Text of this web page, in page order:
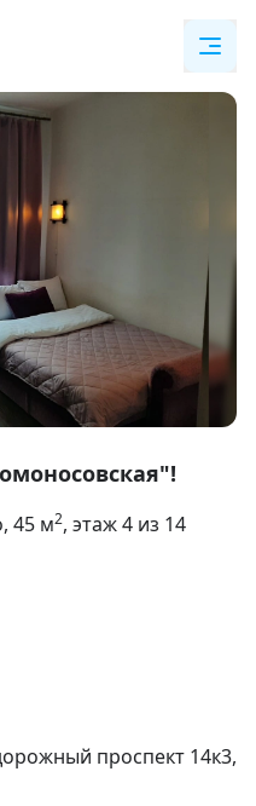
, 45 м2, этаж 4 из 14
проспект 14к3,